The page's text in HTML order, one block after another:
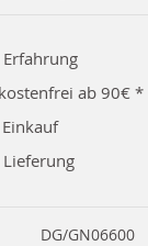
Erfahrung
ab 90€ *
Lieferung
DG/GN06600